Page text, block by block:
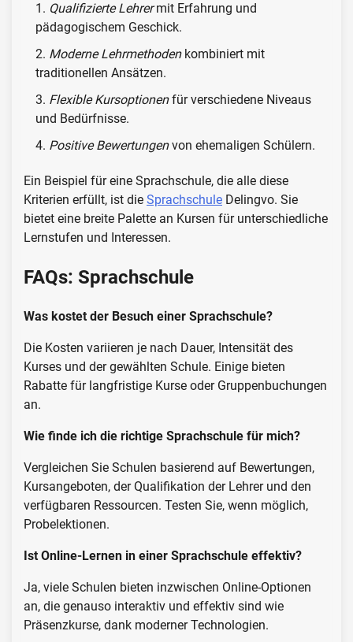
Qualifizierte Lehrermit Erfahrung und
pädagogischem Geschick.
Moderne Lehrmethodenkombiniert mit
traditionellen Ansätzen.
Flexible Kursoptionenfür verschiedene Niveaus
und Bedürfnisse.
Positive Bewertungenvon ehemaligen Schülern.
Ein Beispiel für eine Sprachschule, die alle diese
Kriterien erfüllt, ist die Sprachschule Delingvo. Sie
bietet eine breite Palette an Kursen für unterschiedliche
Lernstufen und Interessen.
FAQs: Sprachschule
Was kostet der Besuch einer Sprachschule?
Die Kosten variieren je nach Dauer, Intensität des
Kurses und der gewählten Schule. Einige bieten
Rabatte für langfristige Kurse oder Gruppenbuchungen
an.
Wie finde ich die richtige Sprachschule für mich?
Vergleichen Sie Schulen basierend auf Bewertungen,
Kursangeboten, der Qualifikation der Lehrer und den
verfügbaren Ressourcen. Testen Sie, wenn möglich,
Probelektionen.
Ist Online-Lernen in einer Sprachschule effektiv?
Ja, viele Schulen bieten inzwischen Online-Optionen
an, die genauso interaktiv und effektiv sind wie
Präsenzkurse, dank moderner Technologien.